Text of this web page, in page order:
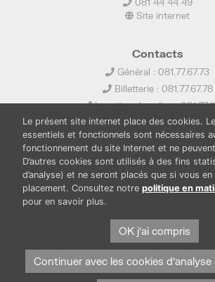
081 44 44 49
Site internet
Contacts
Général : 081.77.67.73
Billetterie : 081.77.67.78
Location de salles :
info@ledelta.be
BOUTIQUE
Le présent site internet place des cookies.
essentiels et fonctionnels sont nécessaires
fonctionnement du site Internet et ne
D’autres cookies sont utilisés à des fins
d’analyse) et ne seront placés que si vous
placement. Consultez notre politique en
pour en savoir plus.
OK j'ai compris
Continuer avec les cookies